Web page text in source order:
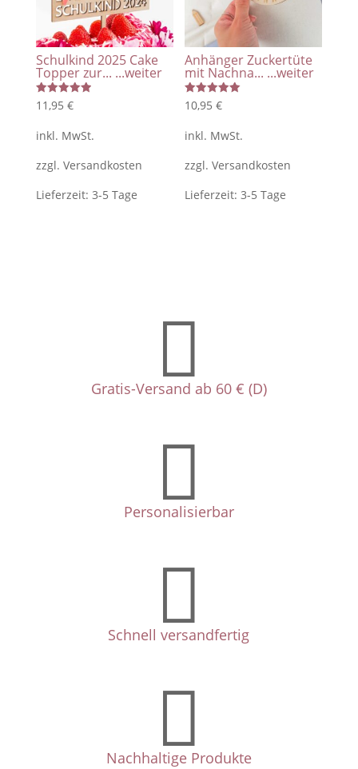
Schulkind 2025 Cake
Topper zur... ...weiter
Bewertet
mit
von 5
11,95 €
inkl. MwSt.
zzgl. Versandkosten
Lieferzeit: 3-5 Tage
Anhänger Zuckertüte
mit Nachna... ...weiter
Bewertet
mit
von 5
10,95€
inkl. MwSt.
zzgl.Versandkosten
Lieferzeit:3-5 Tage

Gratis-Versand ab 60 € (D)

Personalisierbar

Schnell versandfertig

Nachhaltige Produkte